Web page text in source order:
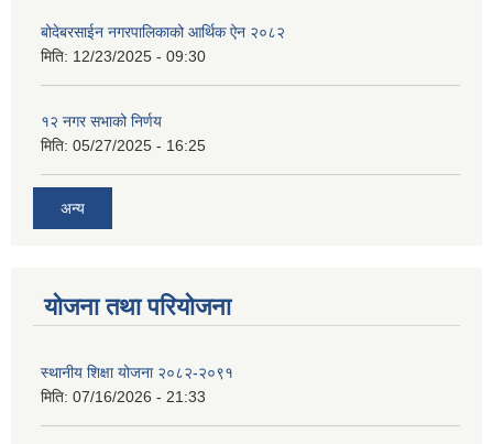
बोदेबरसाईन नगरपालिकाको आर्थिक ऐन २०८२
मिति: 12/23/2025 - 09:30
१२ नगर सभाको निर्णय
मिति: 05/27/2025 - 16:25
अन्य
योजना तथा परियोजना
स्थानीय शिक्षा योजना २०८२-२०९१
मिति: 07/16/2026 - 21:33